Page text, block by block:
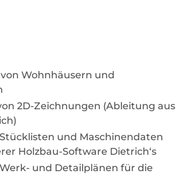
Wohnhäusern und
2D-Zeichnungen (Ableitung aus
und Maschinendaten
Holzbau-Software Dietrich‘s
und Detailplänen für die